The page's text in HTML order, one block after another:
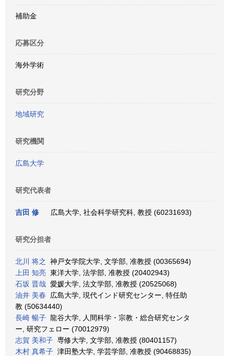
補助金
応募区分
海外学術
研究分野
地域研究
研究機関
広島大学
研究代表者
吉田 修 広島大学, 社会科学研究科, 教授 (60231693)
研究分担者
北川 将之
神戸女学院大学, 文学部, 准教授 (00365694)
上田 知亮 東洋大学, 法学部, 准教授 (20402943)
石坂 晋哉 愛媛大学, 法文学部, 准教授 (20525068)
油井 美春 広島大学, 現代インド研究センター, 特任助
教 (50634440)
長崎 暢子 龍谷大学, 人間科学・宗教・総合研究センタ
ー, 研究フェロー (70012979)
志賀 美和子 専修大学, 文学部, 准教授 (80401157)
木村 真希子 津田塾大学, 学芸学部, 准教授 (90468835)